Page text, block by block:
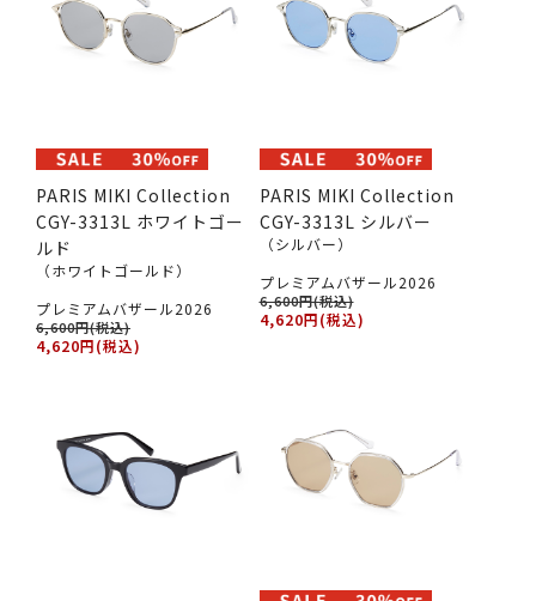
PARIS MIKI Collection
CGY-3313L ホワイトゴー
ルド
（ホワイトゴールド）
プレミアムバザール2026
6,600円(税込)
4,620円(税込)
PARIS MIKI Collection
CGY-3313L シルバー
（シルバー）
プレミアムバザール2026
6,600円(税込)
4,620円(税込)